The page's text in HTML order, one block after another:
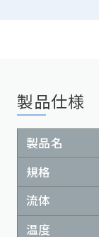
製品仕様
製品名
規格
流体
温度